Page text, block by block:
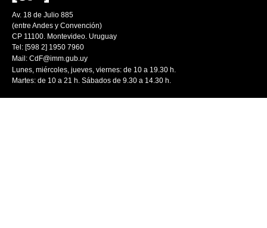
Av. 18 de Julio 885
(entre Andes y Convención)
CP 11100. Montevideo. Uruguay
Tel: [598 2] 1950 7960
Mail: CdF@imm.gub.uy
Lunes, miércoles, jueves, viernes: de 10 a 19.30 h.
Martes: de 10 a 21 h. Sábados de 9.30 a 14.30 h.